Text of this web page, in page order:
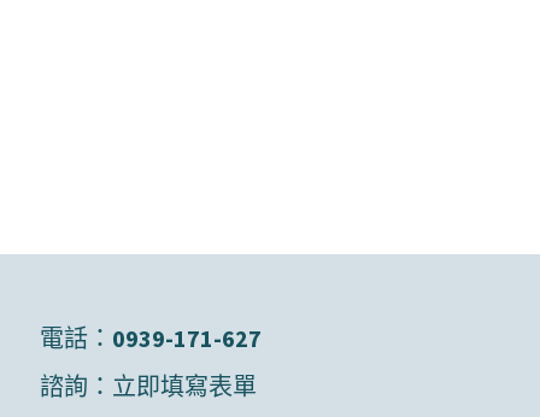
電話： 0939-171-627
諮詢： 立即填寫表單